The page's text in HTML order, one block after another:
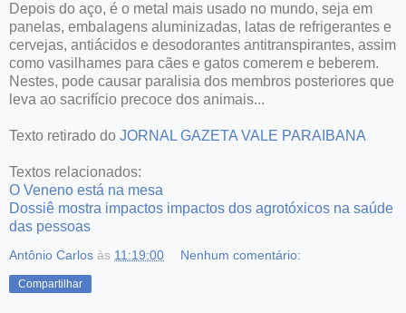
Depois do aço, é o metal mais usado no mundo, seja em
panelas, embalagens aluminizadas, latas de refrigerantes e
cervejas, antiácidos e desodorantes antitranspirantes, assim
como vasilhames para cães e gatos comerem e beberem.
Nestes, pode causar paralisia dos membros posteriores que
leva ao sacrifício precoce dos animais...
Texto retirado do JORNAL GAZETA VALE PARAIBANA
Textos relacionados:
O Veneno está na mesa
Dossiê mostra impactos impactos dos agrotóxicos na saúde
das pessoas
Antônio Carlos às 11:19:00 Nenhum comentário:
Compartilhar